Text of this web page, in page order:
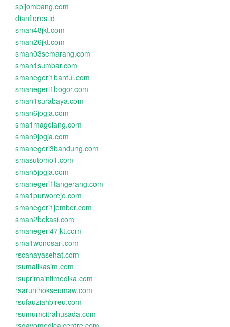
spijombang.com
dianflores.id
sman48jkt.com
sman26jkt.com
sman03semarang.com
sman1sumbar.com
smanegeri1bantul.com
smanegeri1bogor.com
sman1surabaya.com
sman6jogja.com
sma1magelang.com
sman9jogja.com
smanegeri3bandung.com
smasutomo1.com
sman5jogja.com
smanegeri1tangerang.com
sma1purworejo.com
smanegeri1jember.com
sman2bekasi.com
smanegeri47jkt.com
sma1wonosari.com
rscahayasehat.com
rsumalikasim.com
rsuprimaintimedika.com
rsarunlhokseumaw.com
rsufauziahbireu.com
rsumumcitrahusada.com